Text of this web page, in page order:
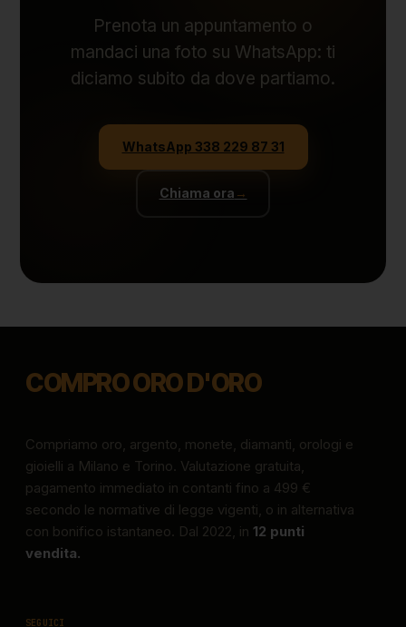
Prenota un appuntamento o
mandaci una foto su WhatsApp: ti
diciamo subito da dove partiamo.
WhatsApp 338 229 87 31
Chiama ora →
COMPRO ORO D'ORO
Compriamo oro, argento, monete, diamanti, orologi e
gioielli a Milano e Torino. Valutazione gratuita,
pagamento immediato in contanti fino a 499 €
secondo le normative di legge vigenti, o in alternativa
con bonifico istantaneo. Dal 2022, in 12 punti
vendita.
SEGUICI